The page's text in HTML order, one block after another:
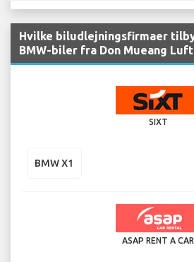
Hvilke biludlejningsfirmaer
BMW-biler fra Don Mueang
SIXT
BMW X1
ASAP RENT A CAR